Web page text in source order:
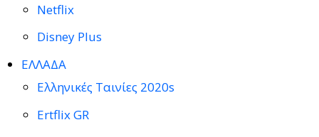
Netflix
Disney Plus
ΕΛΛΑΔΑ
Ελληνικές Ταινίες 2020s
Ertflix GR